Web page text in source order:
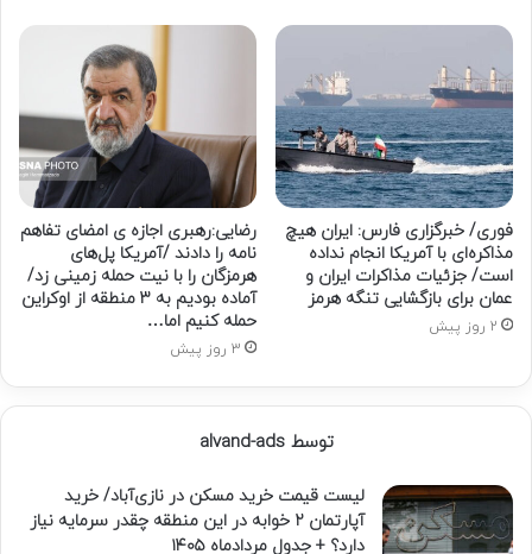
فوری/ خبرگزاری فارس: ایران هیچ
مذاکره‌ای با آمریکا انجام نداده
است/ جزئیات مذاکرات ایران و
عمان برای بازگشایی تنگه هرمز
2 روز پیش
رضایی:رهبری اجازه ی امضای تفاهم
نامه را دادند /آمریکا پل‌های
هرمزگان را با نیت حمله زمینی زد/
آماده بودیم به ۳ منطقه از اوکراین
حمله کنیم اما…
3 روز پیش
توسط alvand-ads
لیست قیمت خرید مسکن در نازی‌آباد/ خرید
آپارتمان ۲ خوابه در این منطقه چقدر سرمایه نیاز
دارد؟ + جدول مردادماه ۱۴۰۵